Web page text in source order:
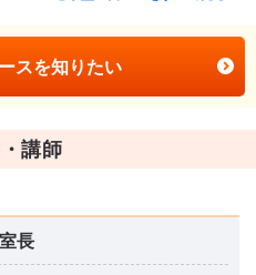
スを知りたい
講師
長